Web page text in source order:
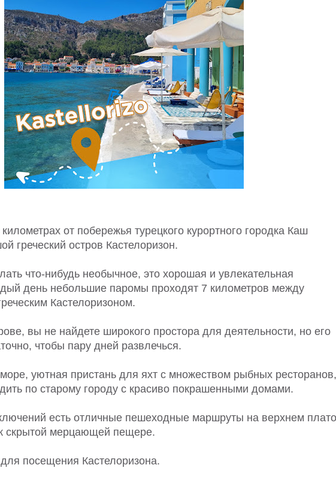
от побережья турецкого курортного городка Каш
греческий остров Кастелоризон.
что-нибудь необычное, это хорошая и увлекательная
день небольшие паромы проходят 7 километров между
Кастелоризоном.
вы не найдете широкого простора для деятельности, но его
чтобы пару дней развлечься.
уютная пристань для яхт с множеством рыбных
по старому городу с красиво покрашенными домами.
есть отличные пешеходные маршруты на верхнем
скрытой мерцающей пещере.
посещения Кастелоризона.